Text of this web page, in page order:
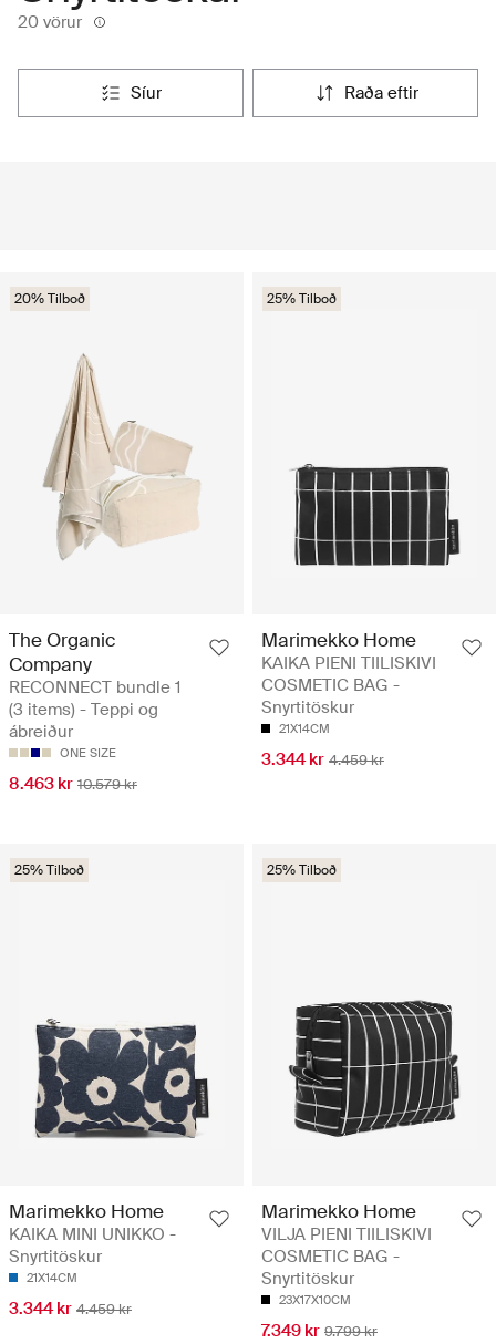
20 vörur
síur raða eftir
20% Tilboð
The Organic
Company
RECONNECT bundle 1
(3 items) - Teppi og
ábreiður
ONE SIZE
8.463 kr 10.579 kr
25% Tilboð
Marimekko Home
KAIKA PIENI TIILISKIVI
COSMETIC BAG -
Snyrtitöskur
21X14CM
3.344 kr 4.459 kr
25% Tilboð
Marimekko Home
KAIKA MINI UNIKKO -
Snyrtitöskur
21X14CM
3.344 kr 4.459 kr
25% Tilboð
Marimekko Home
VILJA PIENI TIILISKIVI
COSMETIC BAG -
Snyrtitöskur
23X17X10CM
7.349 kr 9.799 kr